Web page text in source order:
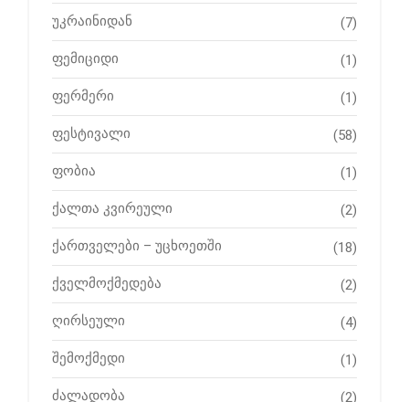
უკრაინიდან (7)
ფემიციდი (1)
ფერმერი (1)
ფესტივალი (58)
ფობია (1)
ქალთა კვირეული (2)
ქართველები – უცხოეთში (18)
ქველმოქმედება (2)
ღირსეული (4)
შემოქმედი (1)
ძალადობა (2)